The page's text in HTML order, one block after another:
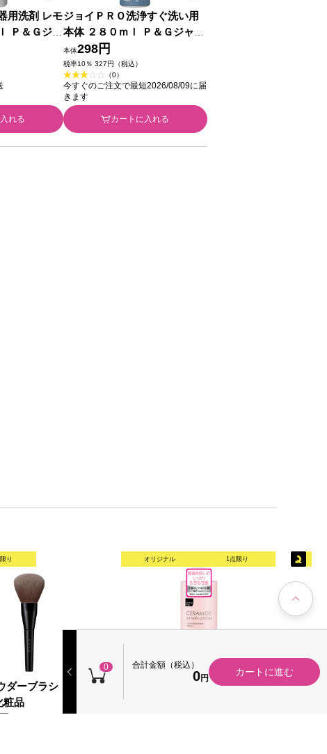
0 合計金額（税込）
0円
カートに進む
用洗剤 レモ
Ｐ＆Ｇジャ
れる
ジョイＰＲＯ洗浄すぐ洗い用
本体 ２８０ｍｌ Ｐ＆Ｇジャパ
ン
本体298円
税率10％ 327円（税込）
（0）
今すぐのご注文で最短2026/08/09に届
きます
カートに入れる
り
ダーブラシ １ｐｃｓ
粧品
オリジナル 1点限り
matsukiyo セラミド化粧水 ５０
０ｍｌ